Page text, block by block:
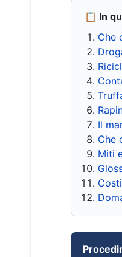
📋 In
Che
Il
Che
Miti